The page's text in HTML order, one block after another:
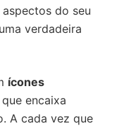
do seu
verdadeira
ícones
encaixa
A cada vez que